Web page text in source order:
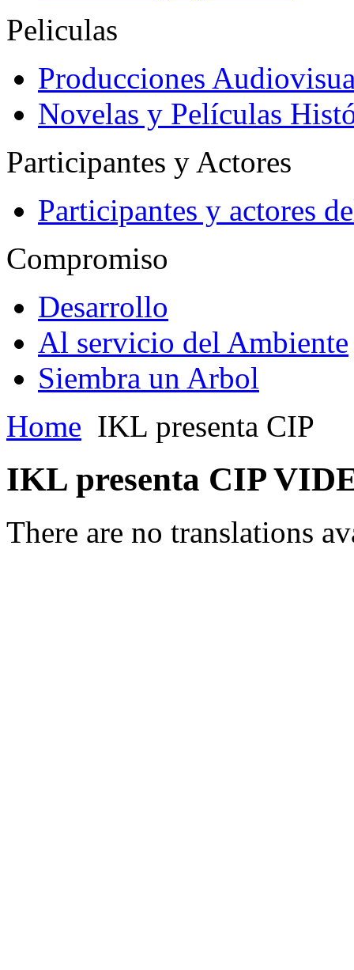
Peliculas
Producciones
Novelas y Películas
Participantes y Actores
Participantes y actores
Compromiso
Desarrollo
Al servicio del Ambiente
Siembra un Arbol
Home IKL presenta CIP
IKL presenta CIP
There are no translations